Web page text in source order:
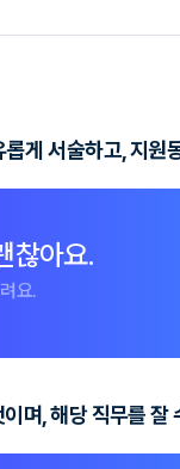
게 서술하고, 지원
찮아요.
요.
며, 해당 직무를